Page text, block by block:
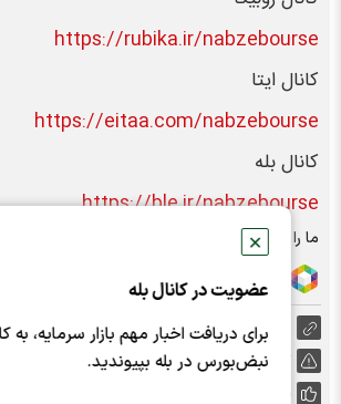
✕
عضویت در کانال بله
برای دریافت اخبار مهم بازار سرمایه، به
نبض‌بورس در بله بپیوندید.
https://rubika.ir/nabzebourse
کانال ایتا
https://eitaa.com/nabzebourse
کانال بله
https://ble.ir/nabzebourse
ما را در شبکه های اجتماعی دنبال کنید :
https://nabzebourse.com/000MKT
گزارش خطا